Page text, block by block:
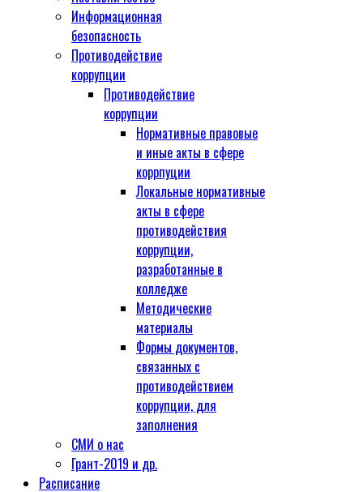
Информационная
безопасность
Противодействие
коррупции
Противодействие
коррупции
Нормативные правовые
и иные акты в сфере
коррпуции
Локальные нормативные
акты в сфере
противодействия
коррупции,
разработанные в
колледже
Методические
материалы
Формы документов,
связанных с
противодействием
коррупции, для
заполнения
СМИ о нас
Грант-2019 и др.
Расписание